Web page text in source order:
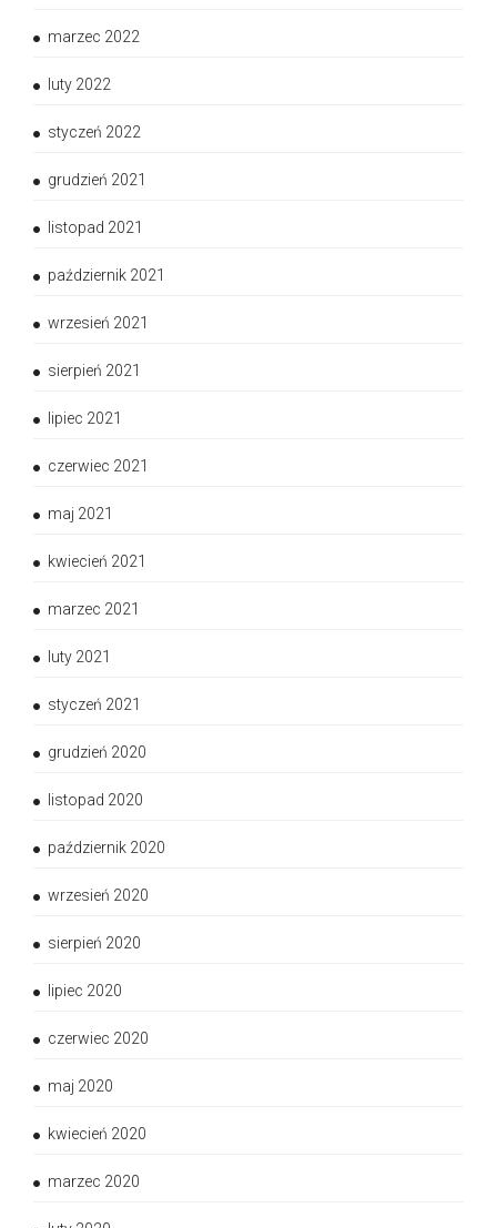
marzec 2022
luty 2022
styczeń 2022
grudzień 2021
listopad 2021
październik 2021
wrzesień 2021
sierpień 2021
lipiec 2021
czerwiec 2021
maj 2021
kwiecień 2021
marzec 2021
luty 2021
styczeń 2021
grudzień 2020
listopad 2020
październik 2020
wrzesień 2020
sierpień 2020
lipiec 2020
czerwiec 2020
maj 2020
kwiecień 2020
marzec 2020